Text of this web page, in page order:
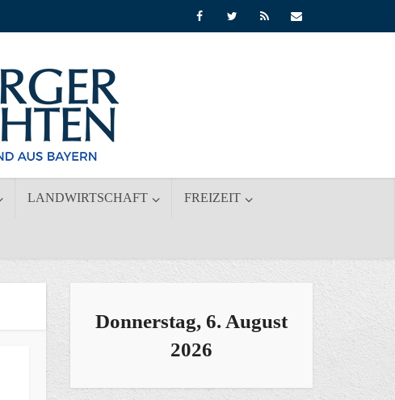
LANDWIRTSCHAFT FREIZEIT
Donnerstag, 6. August
2026